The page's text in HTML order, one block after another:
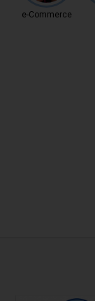
e-Commerce